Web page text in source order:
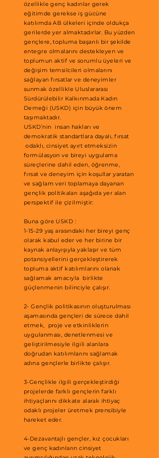
özellikle genç kadınlar gerek
eğitimde gerekse iş gücüne
katılımda AB ülkeleri içinde oldukça
gerilerde yer almaktadırlar. Bu yüzden
gençlere, topluma başarılı bir şekilde
entegre olmalarını destekleyen ve
toplumun aktif ve sorumlu üyeleri ve
değişim temsilcileri olmalarını
sağlayan fırsatlar ve deneyimler
sunmak özellikle Uluslararası
Sürdürülebilir Kalkınmada Kadın
Derneği (USKD) için büyük önem
taşımaktadır.
USKD’nin insan hakları ve
demokratik standartlara dayalı, fırsat
odaklı, cinsiyet ayırt etmeksizin
formülasyon ve bireyi uygulama
süreçlerine dahil eden, öğrenme,
fırsat ve deneyim için koşullar yaratan
ve sağlam veri toplamaya dayanan
gençlik politikaları aşağıda yer alan
perspektif ile çizilmiştir:
Buna göre USKD :
1-15-29 yaş arasındaki her bireyi genç
olarak kabul eder ve her birine bir
kaynak anlayışıyla yaklaşır ve tüm
potansiyellerini gerçekleştirerek
topluma aktif katılımlarını olanak
sağlamak amacıyla birlikte
güçlenmenin bilinciyle çalışır.
2- Gençlik politikasının oluşturulması
aşamasında gençleri de sürece dahil
etmek, proje ve etkinliklerin
uygulanması, denetlenmesi ve
geliştirilmesiyle ilgili alanlara
doğrudan katılımlarını sağlamak
adına gençlerle birlikte çalışır.
3-Gençlikle ilgili gerçekleştirdiği
projelerde farklı gençlerin farklı
ihtiyaçlarını dikkate alarak ihtiyaç
odaklı projeler üretmek prensibiyle
hareket eder.
4-Dezavantajlı gençler, kız çocukları
ve genç kadınların cinsiyet